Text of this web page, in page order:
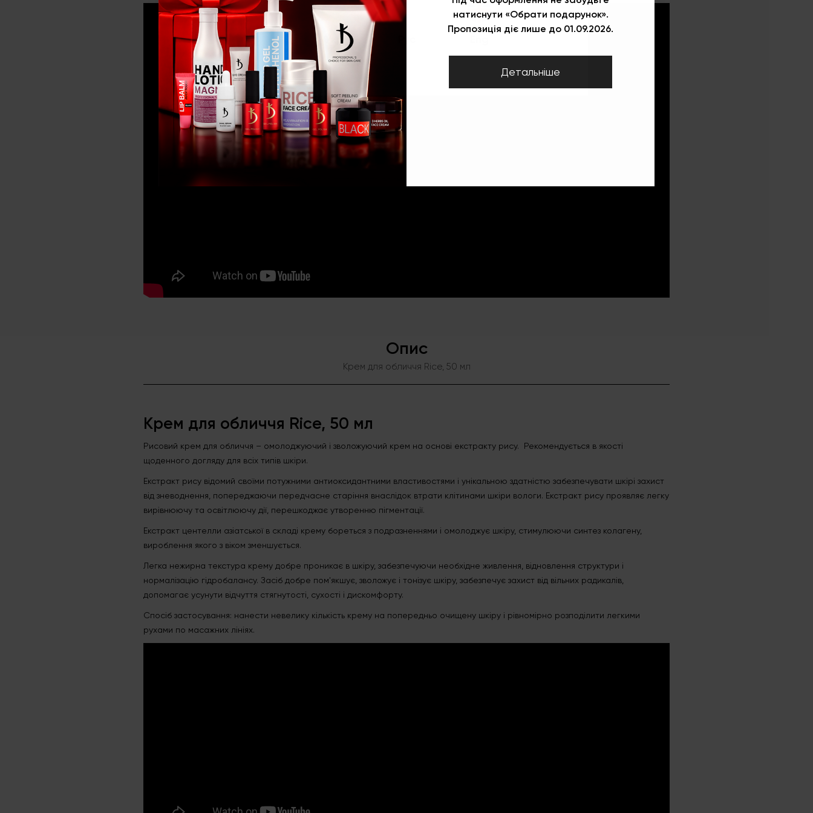
Укр
Опис
Крем для обличчя Rice, 50 мл
Крем для обличчя Rice, 50 мл
Рисовий крем для обличчя – омолоджуючий і зволожуючий крем на основі екстракту рису. Рекомендується в якості
щоденного догляду для всіх типів шкіри.
Екстракт рису відомий своїми потужними антиоксидантними властивостями і унікальною здатністю забезпечувати шкірі захист
від зневоднення, попереджаючи передчасне старіння внаслідок втрати клітинами шкіри вологи. Екстракт рису проявляє легку
вирівнюючу та освітлюючу дії, перешкоджає утворенню пігментації.
Екстракт центелли азіатської в складі крему бореться з подразненнями і омолоджує шкіру, стимулюючи синтез колагену,
вироблення якого з віком зменшується.
Легка нежирна текстура крему добре проникає в шкіру, забезпечуючи необхідне живлення, відновлення структури і
нормалізацію гідробалансу. Засіб добре пом'якшує, зволожує і тонізує шкіру, забезпечує захист від вільних радикалів,
допомагає усунути відчуття стягнутості, сухості і дискомфорту.
Спосіб застосування: нанести невелику кількість крему на попередньо очищену шкіру і рівномірно розподілити легкими
рухами по масажних лініях.
натиснути «Обрати подарунок».
Пропозиція діє лише до 01.09.2026.
Детальніше